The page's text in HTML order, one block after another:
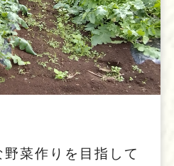
菜作りを目指して